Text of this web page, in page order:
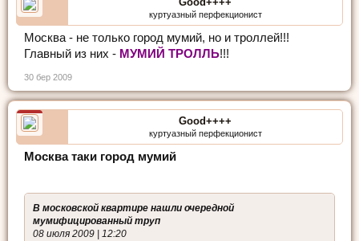
куртуазный перфекционист
Москва - не только город мумий, но и троллей!!!
Главный из них - МУМИЙ ТРОЛЛЬ!!!
30 бер 2009
Good++++
куртуазный перфекционист
Москва таки город мумий
В московской квартире нашли очередной
мумифицированный труп
08 июля 2009 | 12:20